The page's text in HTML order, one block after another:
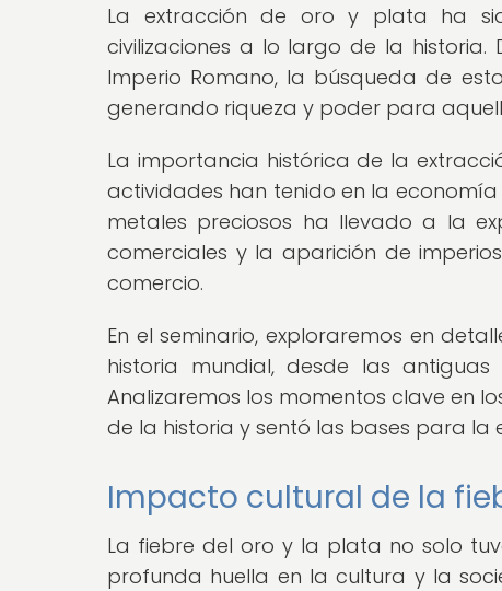
La extracción de oro y plata ha
civilizaciones a lo largo de la
Imperio Romano, la búsqueda de
generando riqueza y poder para
La importancia histórica de la
actividades han tenido en la
metales preciosos ha llevado a la
comerciales y la aparición de
comercio.
En el seminario, exploraremos en
historia mundial, desde las
Analizaremos los momentos clave en
de la historia y sentó las bases para
Impacto cultural de la
La fiebre del oro y la plata no solo
profunda huella en la cultura y la